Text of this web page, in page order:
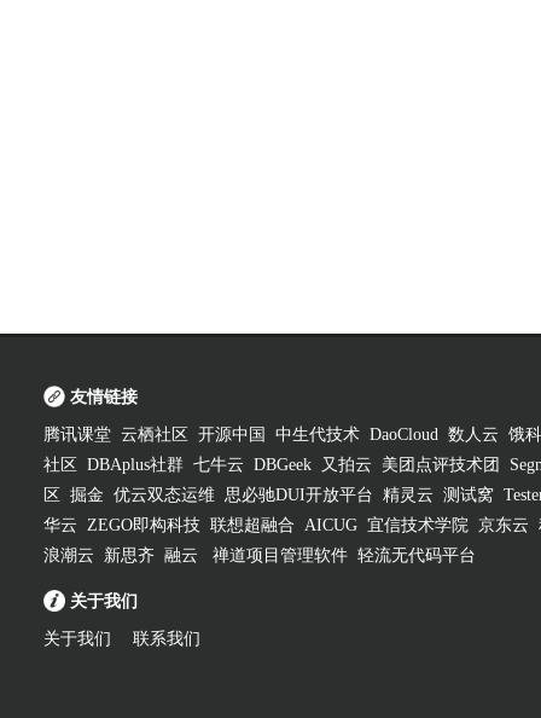
友情链接
腾讯课堂 云栖社区 开源中国 中生代技术 DaoCloud 数人云 饿
社区
DBAplus社群 七牛云 DBGeek 又拍云 美团点评技术团
区
掘金 优云双态运维 思必驰DUI开放平台 精灵云 测试窝
华云 ZEGO即构科技 联想超融合 AICUG 宜信技术学院 京东云
浪潮云
新思齐 融云 禅道项目管理软件 轻流无代码平台
关于我们
关于我们 联系我们